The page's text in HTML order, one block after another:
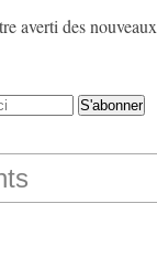
averti des nouveaux